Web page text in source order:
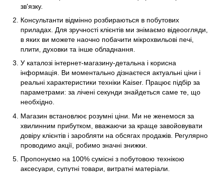
зв'язку.
Консультанти відмінно розбираються в побутових
приладах. Для зручності клієнтів ми знімаємо відеоогляди,
в яких ви можете наочно побачити мікрохвильові печі,
плити, духовки та інше обладнання.
У каталозі інтернет-магазину-детальна і корисна
інформація. Ви моментально дізнаєтеся актуальні ціни і
реальні характеристики техніки Kaiser. Працює підбір за
параметрами: за лічені секунди знайдеться саме те, що
необхідно.
Магазин встановлює розумні ціни. Ми не женемося за
хвилинним прибутком, вважаючи за краще завойовувати
довіру клієнтів і заробляти на обсягах продажів. Регулярно
проводимо акції, робимо значні знижки.
Пропонуємо на 100% сумісні з побутовою технікою
аксесуари, супутні товари, витратні матеріали.